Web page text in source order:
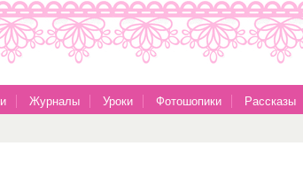
Журналы Уроки Фотошопики Рассказы